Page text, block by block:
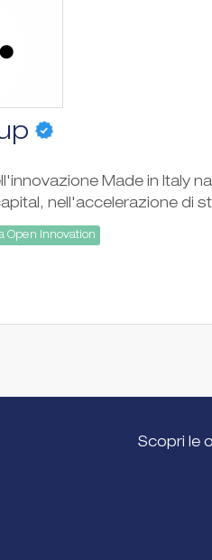
Made in Italy
nell'accelerazione di
Open Innovation
Scopri le